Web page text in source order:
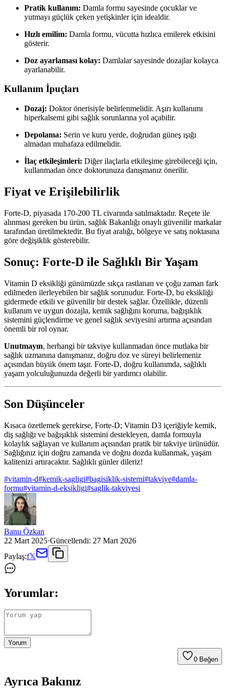
Pratik kullanım: Damla formu sayesinde çocuklar ve
yutmayı güçlük çeken yetişkinler için idealdir.
Hızlı emilim: Damla formu, vücutta hızlıca emilerek etkisini
gösterir.
Doz ayarlaması kolay: Damlalar sayesinde dozajlar kolayca
ayarlanabilir.
Kullanım İpuçları
Dozaj: Doktor önerisiyle belirlenmelidir. Aşırı kullanımı
hiperkalsemi gibi sağlık sorunlarına yol açabilir.
Depolama: Serin ve kuru yerde, doğrudan güneş ışığı
almadan muhafaza edilmelidir.
İlaç etkileşimleri: Diğer ilaçlarla etkileşime girebileceği için,
kullanmadan önce doktorunuza danışmanız önerilir.
Fiyat ve Erişilebilirlik
Forte-D, piyasada 170-200 TL civarında satılmaktadır. Reçete ile
alınması gereken bu ürün, sağlık Bakanlığı onaylı güvenilir markalar
tarafından üretilmektedir. Bu fiyat aralığı, bölgeye ve satış noktasına
göre değişiklik gösterebilir.
Sonuç: Forte-D ile Sağlıklı Bir Yaşam
Vitamin D eksikliği günümüzde sıkça rastlanan ve çoğu zaman fark
edilmeden ilerleyebilen bir sağlık sorunudur. Forte-D, bu eksikliği
gidermede etkili ve güvenilir bir destek sağlar. Özellikle, düzenli
kullanım ve uygun dozajla, kemik sağlığını koruma, bağışıklık
sistemini güçlendirme ve genel sağlık seviyesini artırma açısından
önemli bir rol oynar.
Unutmayın, herhangi bir takviye kullanmadan önce mutlaka bir
sağlık uzmanına danışmanız, doğru doz ve süreyi belirlemeniz
açısından büyük önem taşır. Forte-D, doğru kullanımda, sağlıklı
yaşam yolculuğunuzda değerli bir yardımcı olabilir.
Son Düşünceler
Kısaca özetlemek gerekirse, Forte-D; Vitamin D3 içeriğiyle kemik,
diş sağlığı ve bağışıklık sistemini destekleyen, damla formuyla
kolaylık sağlayan ve kullanım açısından pratik bir takviye ürünüdür.
Sağlığınız için doğru zamanda ve doğru dozda kullanmak, yaşam
kalitenizi artıracaktır. Sağlıklı günler dileriz!
#vitamin-d#kemik-sagligi#bagisiklik-sistemi#takviye#damla-
formu#vitamin-d-eksikligi#saglik-takviyesi
Banu Özkan
22 Mart 2025·Güncellendi: 27 Mart 2026
Paylaş:f𝕏
Yorumlar:
Yorum
0 Beğen
Ayrıca Bakınız